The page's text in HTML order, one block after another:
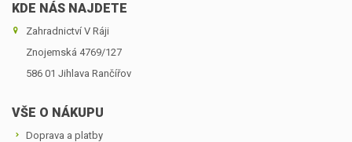
KDE NÁS NAJDETE
Zahradnictví V Ráji
Znojemská 4769/127
586 01 Jihlava ­Rančířov
VŠE O NÁKUPU
Doprava a platby